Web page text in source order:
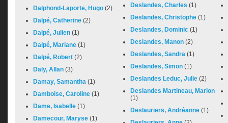
Dalphond-Laporte, Hugo (2)
Dalpé, Catherine (2)
Dalpé, Julien (1)
Dalpé, Mariane (1)
Dalpé, Robert (2)
Daly, Allan (3)
Damay, Samantha (1)
Damboise, Caroline (1)
Dame, Isabelle (1)
Damecour, Maryse (1)
Deslandes, Charles (1)
Deslandes, Christophe (1)
Deslandes, Dominic (1)
Deslandes, Manon (2)
Deslandes, Sandra (1)
Deslandes, Simon (1)
Deslandes Leduc, Julie (2)
Deslandes Martineau, Marion
(1)
Deslauriers, Andréanne (1)